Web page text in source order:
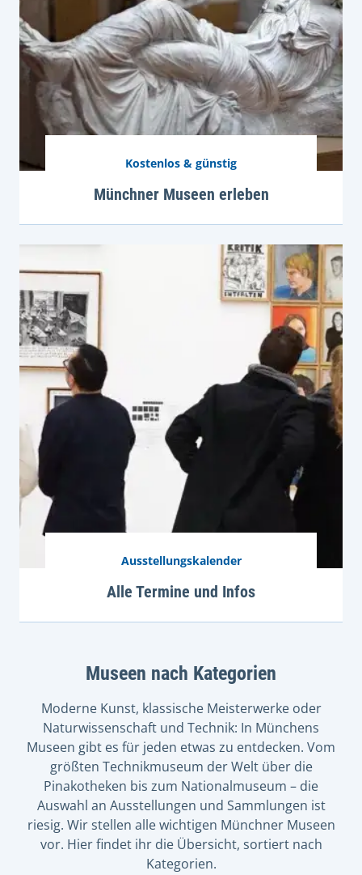
Kostenlos & günstig
Münchner Museen erleben
Ausstellungskalender
Alle Termine und Infos
Museen nach Kategorien
Moderne Kunst, klassische Meisterwerke oder
Naturwissenschaft und Technik: In Münchens
Museen gibt es für jeden etwas zu entdecken. Vom
größten Technikmuseum der Welt über die
Pinakotheken bis zum Nationalmuseum – die
Auswahl an Ausstellungen und Sammlungen ist
riesig. Wir stellen alle wichtigen Münchner Museen
vor. Hier findet ihr die Übersicht, sortiert nach
Kategorien.